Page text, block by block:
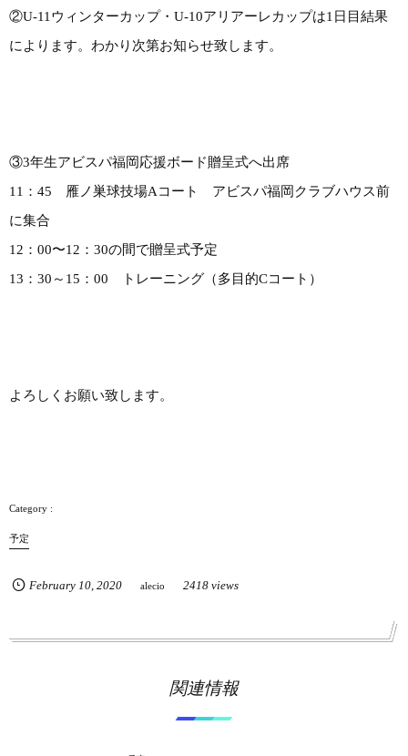
②U-11ウィンターカップ・U-10アリアーレカップは1日目結果
によります。わかり次第お知らせ致します。
③3年生アビスパ福岡応援ボード贈呈式へ出席
11：45 雁ノ巣球技場Aコート アビスパ福岡クラブハウス前
に集合
12：00〜12：30の間で贈呈式予定
13：30～15：00 トレーニング（多目的Cコート）
よろしくお願い致します。
予定
February 10, 2020 alecio 2418 views
関連情報